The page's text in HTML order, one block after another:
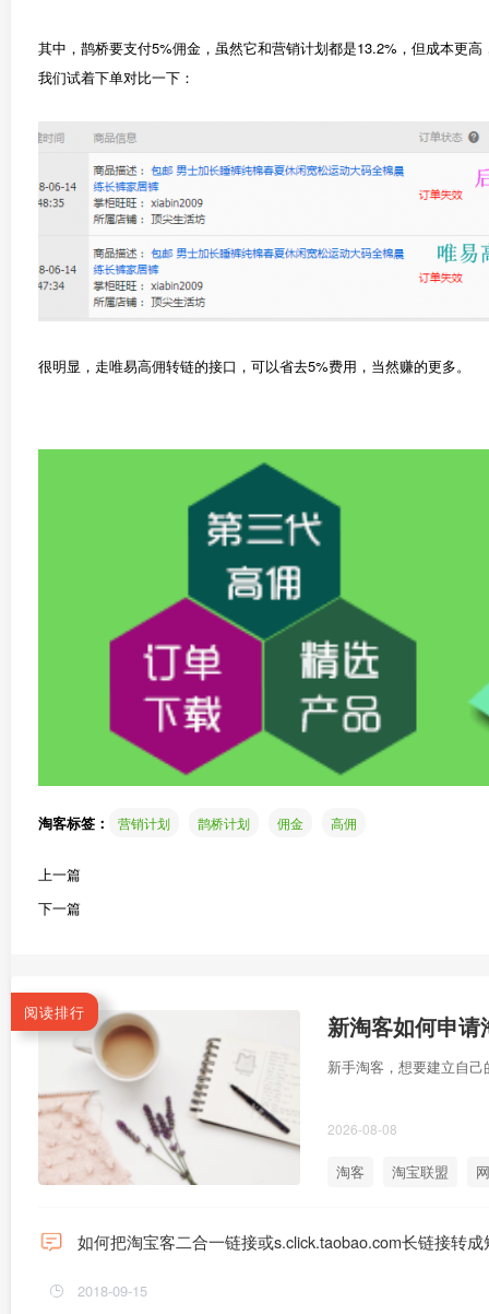
其中，鹊桥要支付5%佣金，虽然它和营销计划都是13.2%，但成本更高
我们试着下单对比一下：
很明显，走唯易高佣转链的接口，可以省去5%费用，当然赚的更多。
淘客标签： 营销计划 鹊桥计划 佣金 高佣
上一篇
下一篇
阅读排行 新淘客如何申
新手淘客，想要建立自
2026-08-08
淘客 淘宝联盟
如何把淘宝客二合一链接或s.click.taobao.com长链接转
2018-09-15